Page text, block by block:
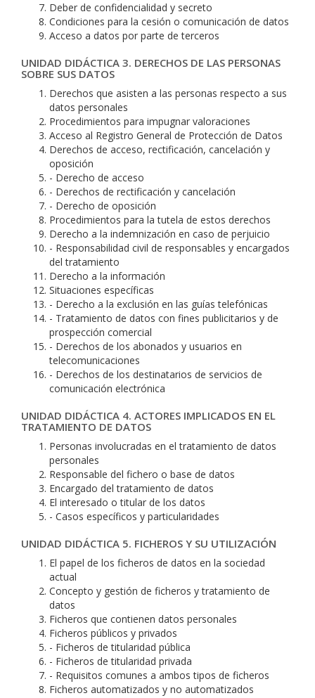
Deber de confidencialidad y secreto
Condiciones para la cesión o comunicación de datos
Acceso a datos por parte de terceros
UNIDAD DIDÁCTICA 3. DERECHOS DE LAS PERSONAS
SOBRE SUS DATOS
Derechos que asisten a las personas respecto a sus
datos personales
Procedimientos para impugnar valoraciones
Acceso al Registro General de Protección de Datos
Derechos de acceso, rectificación, cancelación y
oposición
- Derecho de acceso
- Derechos de rectificación y cancelación
- Derecho de oposición
Procedimientos para la tutela de estos derechos
Derecho a la indemnización en caso de perjuicio
- Responsabilidad civil de responsables y encargados
del tratamiento
Derecho a la información
Situaciones específicas
- Derecho a la exclusión en las guías telefónicas
- Tratamiento de datos con fines publicitarios y de
prospección comercial
- Derechos de los abonados y usuarios en
telecomunicaciones
- Derechos de los destinatarios de servicios de
comunicación electrónica
UNIDAD DIDÁCTICA 4. ACTORES IMPLICADOS EN EL
TRATAMIENTO DE DATOS
Personas involucradas en el tratamiento de datos
personales
Responsable del fichero o base de datos
Encargado del tratamiento de datos
El interesado o titular de los datos
- Casos específicos y particularidades
UNIDAD DIDÁCTICA 5. FICHEROS Y SU UTILIZACIÓN
El papel de los ficheros de datos en la sociedad
actual
Concepto y gestión de ficheros y tratamiento de
datos
Ficheros que contienen datos personales
Ficheros públicos y privados
- Ficheros de titularidad pública
- Ficheros de titularidad privada
- Requisitos comunes a ambos tipos de ficheros
Ficheros automatizados y no automatizados